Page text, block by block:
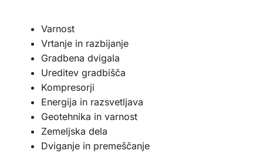
Varnost
Vrtanje in razbijanje
Gradbena dvigala
Ureditev gradbišča
Kompresorji
Energija in razsvetljava
Geotehnika in varnost
Zemeljska dela
Dviganje in premeščanje